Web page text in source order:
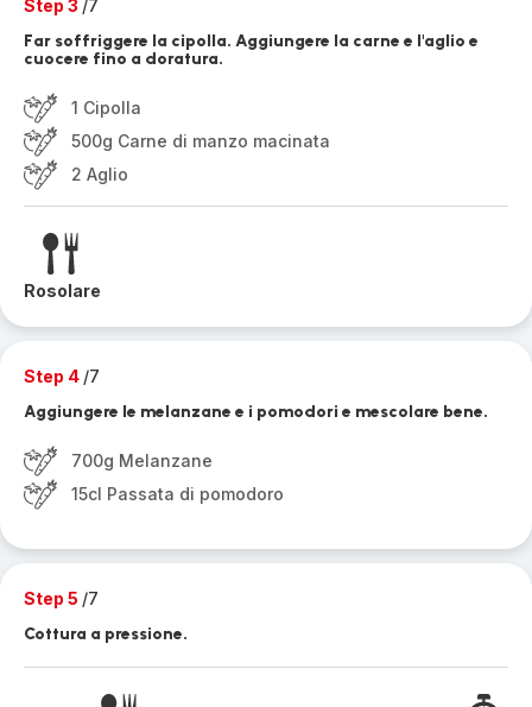
Step 3 /7
Far soffriggere la cipolla. Aggiungere la carne e l'aglio e
cuocere fino a doratura.
1 Cipolla
500g Carne di manzo macinata
2 Aglio
Rosolare
Step 4 /7
Aggiungere le melanzane e i pomodori e mescolare bene.
700g Melanzane
15cl Passata di pomodoro
Step 5 /7
Cottura a pressione.